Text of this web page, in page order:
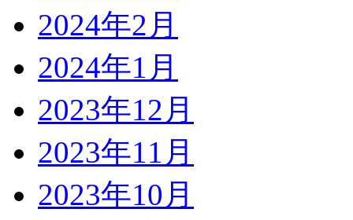
2024年2月
2024年1月
2023年12月
2023年11月
2023年10月